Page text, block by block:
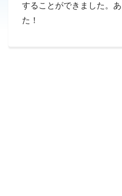
することができました。
た！